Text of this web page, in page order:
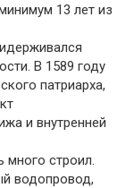
13 лет из
В 1589 году
патриарха,
и внутренней
много строил.
водопровод,